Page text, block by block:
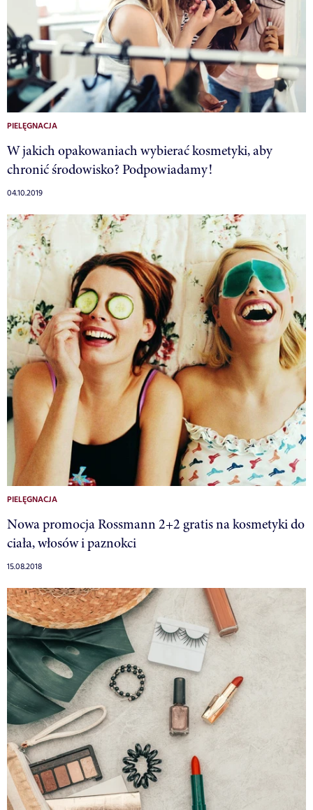
PIELĘGNACJA
W jakich opakowaniach wybierać kosmetyki, aby
chronić środowisko? Podpowiadamy!
04.10.2019
PIELĘGNACJA
Nowa promocja Rossmann 2+2 gratis na kosmetyki do
ciała, włosów i paznokci
15.08.2018